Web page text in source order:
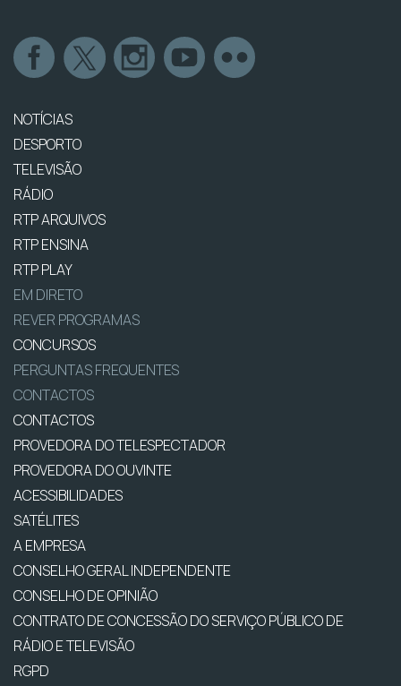
NOTÍCIAS
DESPORTO
TELEVISÃO
RÁDIO
RTP ARQUIVOS
RTP ENSINA
RTP PLAY
EM DIRETO
REVER PROGRAMAS
CONCURSOS
PERGUNTAS FREQUENTES
CONTACTOS
CONTACTOS
PROVEDORA DO TELESPECTADOR
PROVEDORA DO OUVINTE
ACESSIBILIDADES
SATÉLITES
A EMPRESA
CONSELHO GERAL INDEPENDENTE
CONSELHO DE OPINIÃO
CONTRATO DE CONCESSÃO DO SERVIÇO PÚBLICO DE
RÁDIO E TELEVISÃO
RGPD